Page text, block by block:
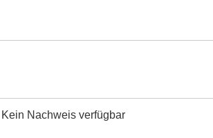
Kein Nachweis verfügbar